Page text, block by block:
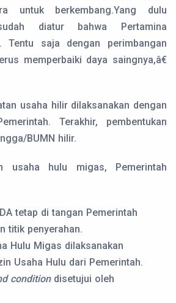
untuk berkembang.Yang dulu
diatur bahwa Pertamina
Tentu saja dengan perimbangan
memperbaiki daya saingnya,â€
usaha hilir dilaksanakan dengan
Terakhir, pembentukan
BUMN hilir.
usaha hulu migas, Pemerintah
tetap di tangan Pemerintah
titik penyerahan.
Hulu Migas dilaksanakan
Usaha Hulu dari Pemerintah.
conditiondisetujui oleh